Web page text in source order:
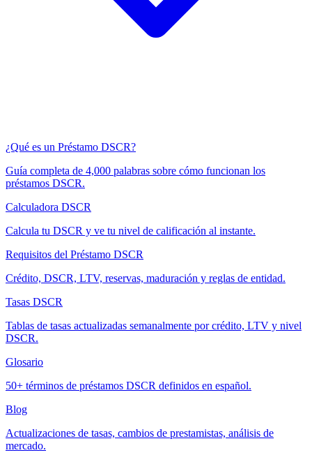
¿Qué es un Préstamo DSCR?
Guía completa de 4,000 palabras sobre cómo funcionan los
préstamos DSCR.
Calculadora DSCR
Calcula tu DSCR y ve tu nivel de calificación al instante.
Requisitos del Préstamo DSCR
Crédito, DSCR, LTV, reservas, maduración y reglas de entidad.
Tasas DSCR
Tablas de tasas actualizadas semanalmente por crédito, LTV y nivel
DSCR.
Glosario
50+ términos de préstamos DSCR definidos en español.
Blog
Actualizaciones de tasas, cambios de prestamistas, análisis de
mercado.